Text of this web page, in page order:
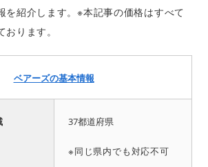
を紹介します。※本記事の価格はすべて
ります。
ベアーズの基本情報
37都道府県
※同じ県内でも対応不可